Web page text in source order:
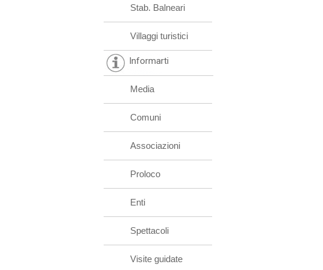
Stab. Balneari
Villaggi turistici
Informarti
Media
Comuni
Associazioni
Proloco
Enti
Spettacoli
Visite guidate